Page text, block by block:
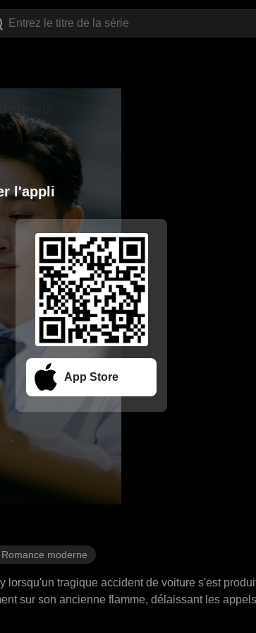
l'appli
App Store
Romance moderne
tragique accident de voiture s'est
sur son ancienne flamme, délaissant les